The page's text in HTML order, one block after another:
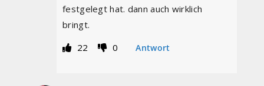
festgelegt hat. dann auch wirklich
bringt.
22
0 Antwort